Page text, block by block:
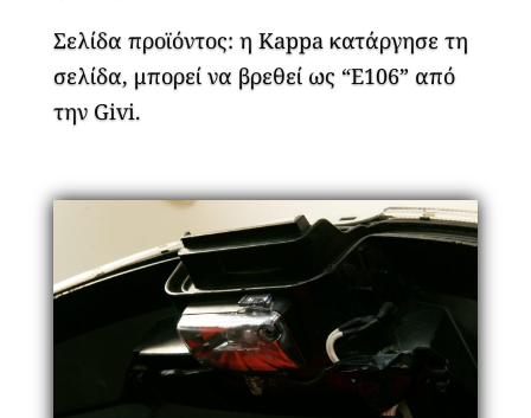
Σελίδα προϊόντος: η Kappa κατάργησε τη
σελίδα, μπορεί να βρεθεί ως “E106” από
την Givi.